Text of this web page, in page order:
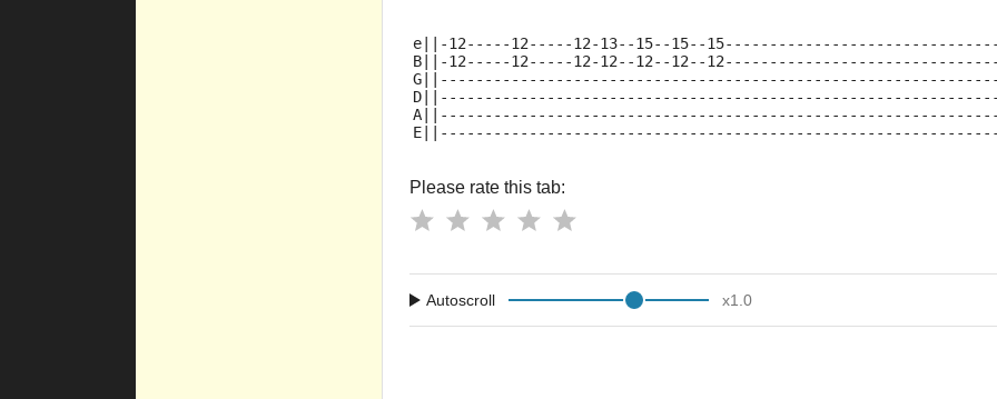
e||-12-----12-----12-13--15--15--
B||-12-----12-----12-12--12--12--
Please rate this tab:
Autoscroll x1.0